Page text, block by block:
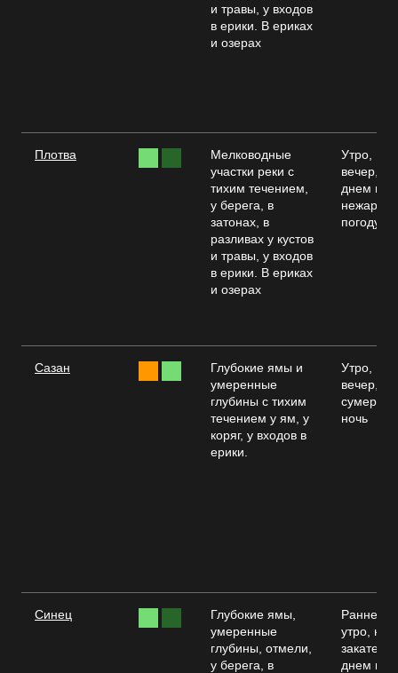
и травы, у входов
в ерики. В ериках
и озерах
Плотва
Мелководные
участки реки с
тихим течением,
у берега, в
затонах, в
разливах у кустов
и травы, у входов
в ерики. В ериках
и озерах
Утро,
вечер,
днем в
погоду
Сазан
Глубокие ямы и
умеренные
глубины с тихим
течением у ям, у
коряг, у входов в
ерики.
Утро,
вечер,
сумерки,
ночь
Синец
Глубокие ямы,
умеренные
глубины, отмели,
у берега, в
Раннее
утро, на
закате,
днем в